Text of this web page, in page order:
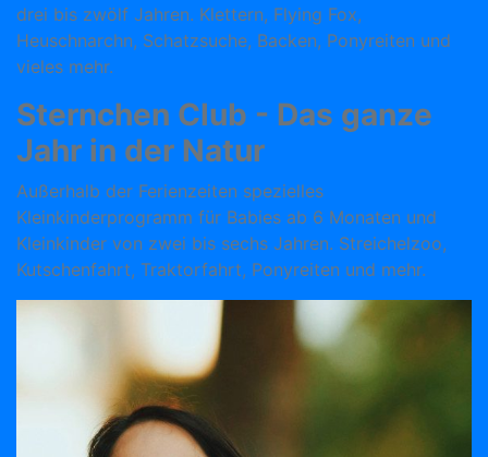
drei bis zwölf Jahren. Klettern, Flying Fox,
Heuschnarchn, Schatzsuche, Backen, Ponyreiten und
vieles mehr.
Sternchen Club - Das ganze
Jahr in der Natur
Außerhalb der Ferienzeiten spezielles
Kleinkinderprogramm für Babies ab 6 Monaten und
Kleinkinder von zwei bis sechs Jahren. Streichelzoo,
Kutschenfahrt, Traktorfahrt, Ponyreiten und mehr.